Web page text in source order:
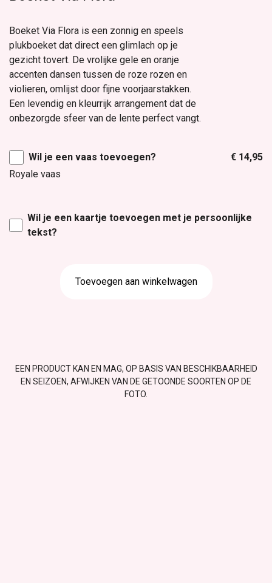
Boeket Via Flora is een zonnig en speels
plukboeket dat direct een glimlach op je
gezicht tovert. De vrolijke gele en oranje
accenten dansen tussen de roze rozen en
violieren, omlijst door fijne voorjaarstakken.
Een levendig en kleurrijk arrangement dat de
onbezorgde sfeer van de lente perfect vangt.
Wil je een vaas toevoegen?
Royale vaas
€ 14,95
Wil je een kaartje toevoegen met je persoonlijke
tekst?
Toevoegen aan winkelwagen
EEN PRODUCT KAN EN MAG, OP BASIS VAN BESCHIKBAARHEID
EN SEIZOEN, AFWIJKEN VAN DE GETOONDE SOORTEN OP DE
FOTO.